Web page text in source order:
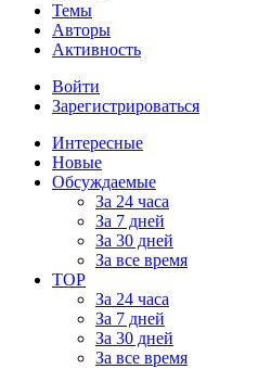
Темы
Авторы
Активность
Войти
Зарегистрироваться
Интересные
Новые
Обсуждаемые
За 24 часа
За 7 дней
За 30 дней
За все время
TOP
За 24 часа
За 7 дней
За 30 дней
За все время